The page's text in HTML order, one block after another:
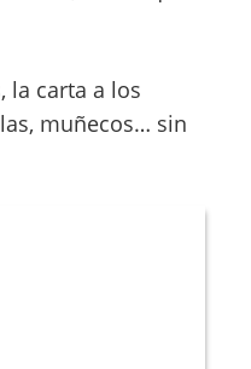
la carta a los
muñecos… sin